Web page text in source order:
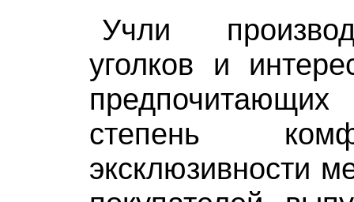
Учли
уголков и
степень
эксклюзивности